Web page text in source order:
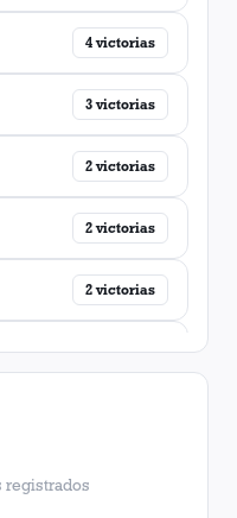
4 victorias
3 victorias
2 victorias
2 victorias
2 victorias
2 victorias
registrados